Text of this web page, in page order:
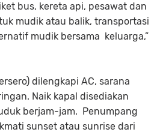
bus, kereta api, pesawat dan
mudik atau balik, transportasi
mudik bersama keluarga,”
dilengkapi AC, sarana
Naik kapal disediakan
berjam-jam. Penumpang
sunset atau sunrise dari